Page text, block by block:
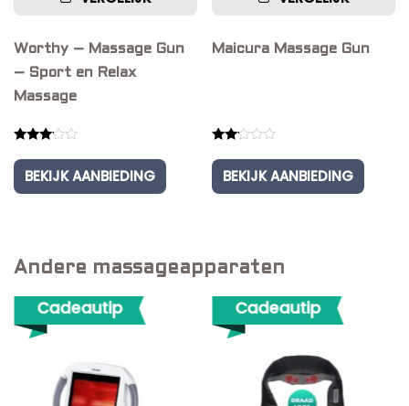
Worthy – Massage Gun
– Sport en Relax
Massage
3.00
out of
5
BEKIJK AANBIEDING
Maicura Massage Gun
2.00
out
of 5
BEKIJK AANBIEDING
Andere massageapparaten
Cadeautip Cadeautip